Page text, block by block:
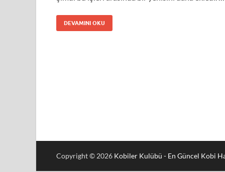
DEVAMINI OKU
Copyright © 2026 Kobiler Kulübü - En Güncel Kobi